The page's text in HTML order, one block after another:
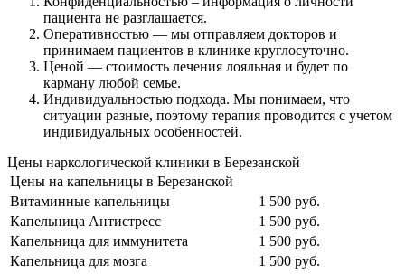
пациента не разглашается.
Оперативностью — мы отправляем докторов и
принимаем пациентов в клинике круглосуточно.
Ценой — стоимость лечения лояльная и будет по
карману любой семье.
Индивидуальностью подхода. Мы понимаем, что
ситуации разные, поэтому терапия проводится с учетом
индивидуальных особенностей.
Цены наркологической клиники в Березанской
Цены на капельницы в Березанской
Витаминные капельницы
1 500 руб.
Капельница Антистресс
1 500 руб.
Капельница для иммунитета
1 500 руб.
Капельница для мозга
1 500 руб.